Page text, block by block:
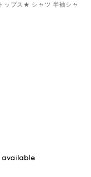
ップス★ シャツ 半袖シャ